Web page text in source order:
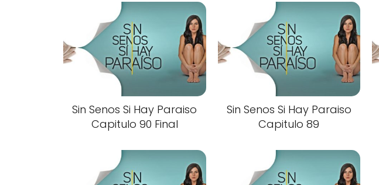
Sin Senos Si Hay Paraiso
Capitulo 90 Final
Sin Senos Si Hay Paraiso
Capitulo 89